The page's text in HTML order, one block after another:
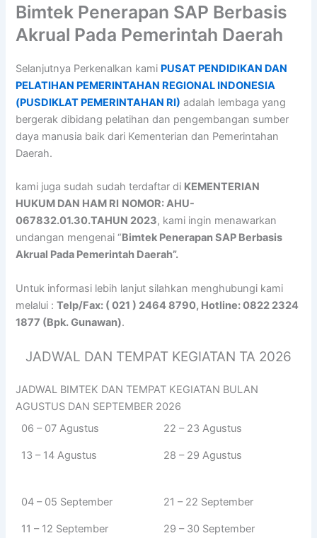
Bimtek Penerapan SAP Berbasis
Akrual Pada Pemerintah Daerah
Selanjutnya Perkenalkan kami PUSAT PENDIDIKAN DAN
PELATIHAN PEMERINTAHAN REGIONAL INDONESIA
(PUSDIKLAT PEMERINTAHAN RI) adalah lembaga yang
bergerak dibidang pelatihan dan pengembangan sumber
daya manusia baik dari Kementerian dan Pemerintahan
Daerah.
kami juga sudah sudah terdaftar di KEMENTERIAN
HUKUM DAN HAM RI NOMOR: AHU-
067832.01.30.TAHUN 2023, kami ingin menawarkan
undangan mengenai “Bimtek Penerapan SAP Berbasis
Akrual Pada Pemerintah Daerah”.
Untuk informasi lebih lanjut silahkan menghubungi kami
melalui :Telp/Fax: ( 021 ) 2464 8790, Hotline: 0822 2324
1877 (Bpk. Gunawan).
JADWAL DAN TEMPAT KEGIATAN TA 2026
JADWAL BIMTEK DAN TEMPAT KEGIATAN BULAN
AGUSTUS DAN SEPTEMBER 2026
06 – 07 Agustus
22 – 23 Agustus
13 – 14 Agustus 28 – 29 Agustus
04 – 05 September 21 – 22 September
11 – 12 September 29 – 30 September